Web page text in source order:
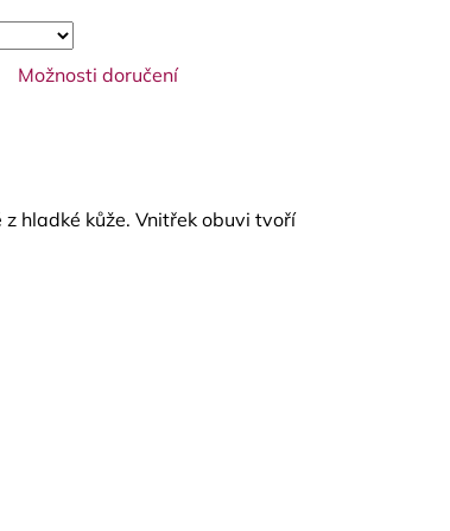
Možnosti doručení
hladké kůže. Vnitřek obuvi tvoří